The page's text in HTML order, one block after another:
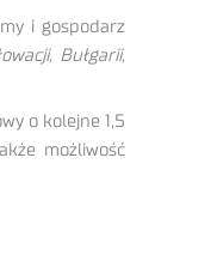
i gospodarz
Bułgarii,
o kolejne 1,5
możliwość